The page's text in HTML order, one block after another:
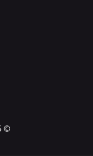
© Mashaer 2025